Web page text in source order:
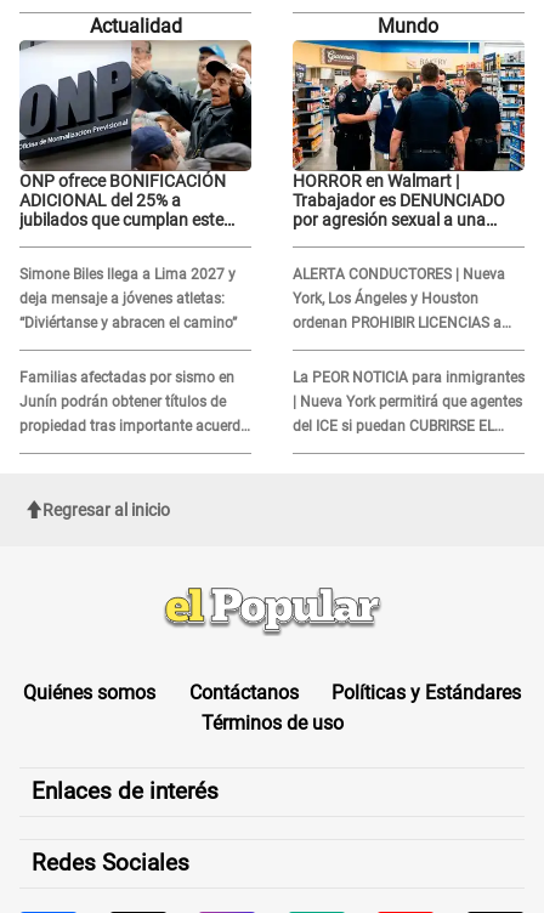
basta con que ella esté bien"
basta con que ella esté bien"
Actualidad
ONP ofrece BONIFICACIÓN
ADICIONAL del 25% a
jubilados que cumplan este
Simone Biles llega a Lima 2027 y
deja mensaje a jóvenes atletas:
“Diviértanse y abracen el camino”
Familias afectadas por sismo en
Junín podrán obtener títulos de
propiedad tras importante acuerdo
de Cofopri
Mundo
HORROR en Walmart |
Trabajador es DENUNCIADO
por agresión sexual a una
ALERTA CONDUCTORES | Nueva
York, Los Ángeles y Houston
ordenan PROHIBIR LICENCIAS a
quienes no presenten ESTE
DOCUMENTO
La PEOR NOTICIA para inmigrantes
| Nueva York permitirá que agentes
del ICE si puedan CUBRIRSE EL
ROSTRO
Regresar al inicio
Quiénes somos Contáctanos
Políticas y Estándares
Términos de uso
Enlaces de interés
Redes Sociales